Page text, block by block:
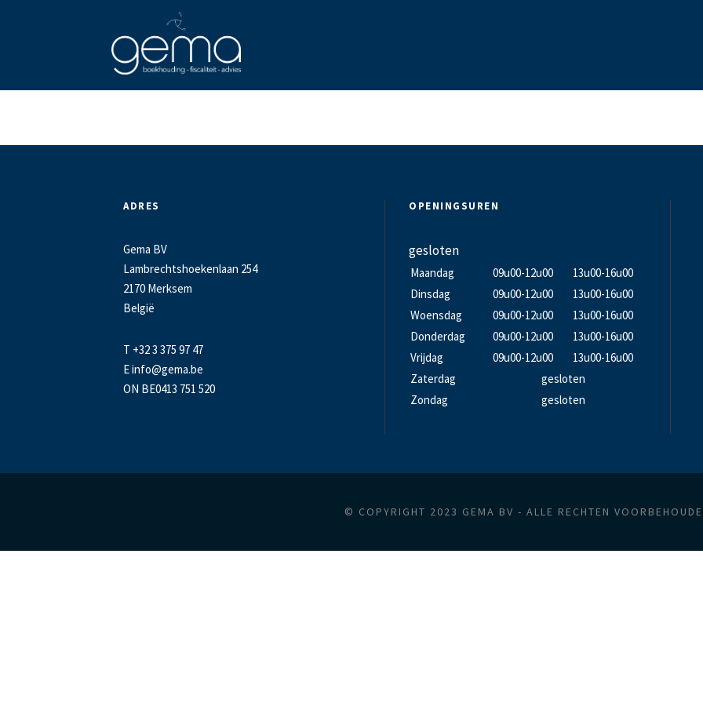
ADRES
Gema BV
Lambrechtshoekenlaan 254
2170 Merksem
België
T +32 3 375 97 47
Einfo@gema.be
ON BE0413 751 520
OPENINGSUREN
gesloten
Maandag 09u00-12u00
13u00-16u00
Dinsdag
09u00-12u00
13u00-16u00
Woensdag
09u00-12u00
13u00-16u00
Donderdag
09u00-12u00
13u00-16u00
Vrijdag
09u00-12u00
13u00-16u00
Zaterdag
gesloten
Zondag
gesloten
© COPYRIGHT 2023 GEMA BV - ALLE RECHTEN